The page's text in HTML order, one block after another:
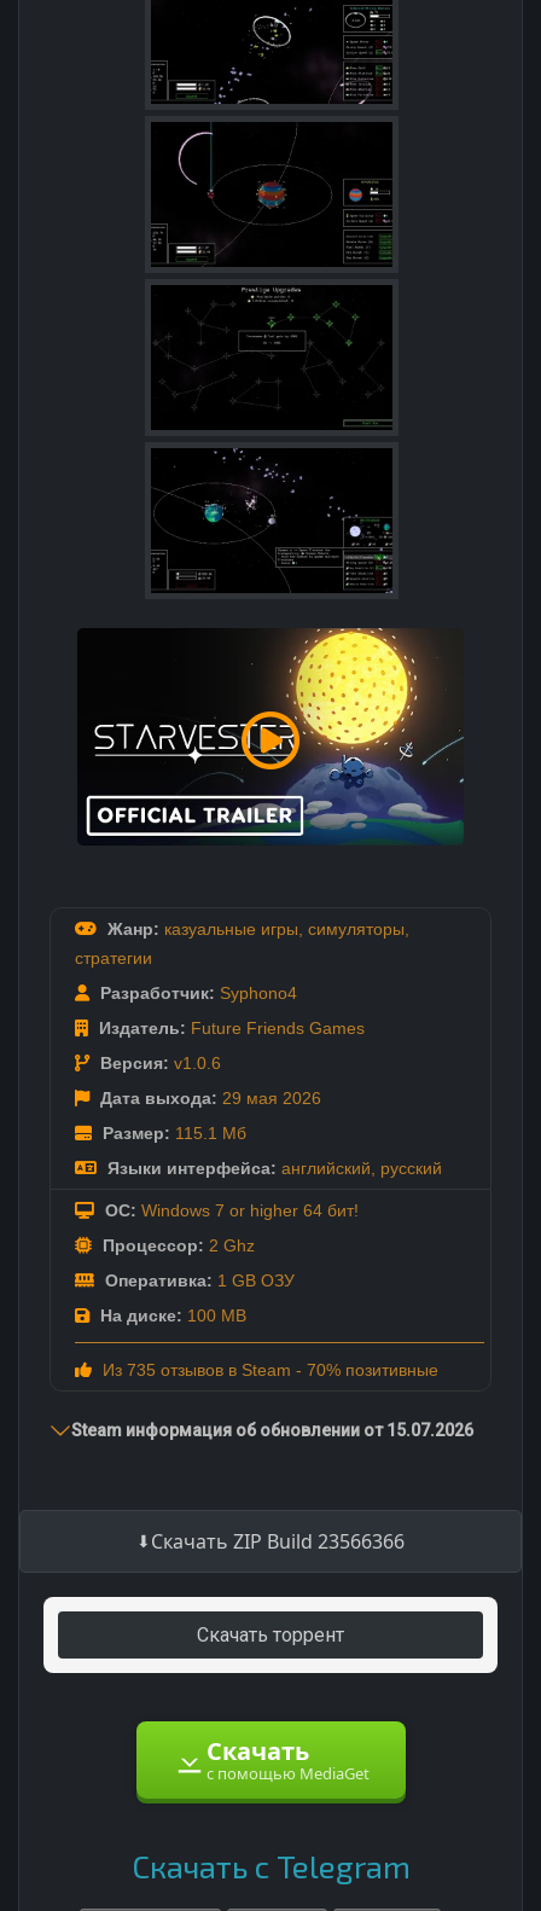
Жанр: казуальные игры симуляторы
стратегии
Разработчик: Syphono4
Издатель: Future Friends Games
Версия: v1.0.6
Дата выхода: 29 мая 2026
Размер: 115.1 Мб
Языки интерфейса: английский русский
ОС: Windows 7 or higher 64 бит!
Процессор: 2 Ghz
Оперативка: 1 GB ОЗУ
На диске: 100 MB
Из 735 отзывов в Steam - 70% позитивные
Steam информация об обновлении от 15.07.2026
Скачать ZIP Build 23566366
Скачать торрент
Скачать
с помощью MediaGet
Скачать с Telegram